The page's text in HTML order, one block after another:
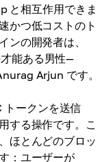
と相互作用できま
かつ低コストのト
ンの開発者は、
能ある男性—
Arjun です。
トークンを送信
する操作です。こ
ほとんどのブロッ
：ユーザーが